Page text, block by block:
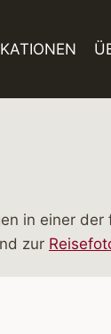
in einer
zur